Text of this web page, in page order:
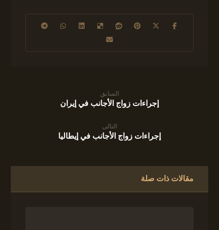
السابق
إجراءات زواج الأجانب في إيران
التالى
إجراءات زواج الأجانب في إيطاليا
مقالات ذات صلة